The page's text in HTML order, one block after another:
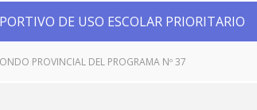
DE USO ESCOLAR PRIORITARIO
PROVINCIAL DEL PROGRAMA Nº 37